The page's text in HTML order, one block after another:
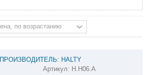
ПРОИЗВОДИТЕЛЬ: HALTY
ФАРКОП НА HONDA ODYSSEY HODY99-03
Артикул: H.H06.A